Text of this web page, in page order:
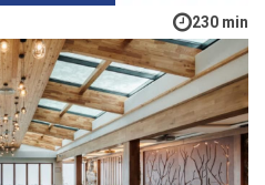
230 min